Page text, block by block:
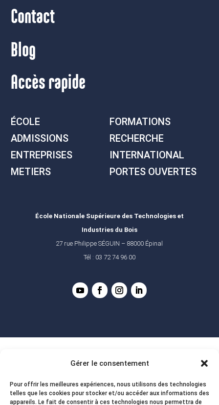
Gérer le consentement
Pour offrir les meilleures expériences, nous utilisons des technologies
telles que les cookies pour stocker et/ou accéder aux informations des
appareils. Le fait de consentir à ces technologies nous permettra de
Contact
Blog
Accès rapide
ÉCOLE
FORMATIONS
ADMISSIONS
RECHERCHE
ENTREPRISES
INTERNATIONAL
METIERS
PORTES OUVERTES
École Nationale Supérieure des Technologies et
Industries du Bois
27 rue Philippe SÉGUIN – 88000 Épinal
Tél : 03 72 74 96 00